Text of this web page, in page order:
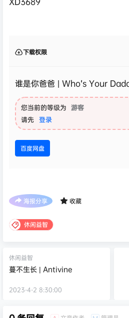
下载权限
谁是你爸爸 | Who’s Your
您当前的等级为 游客
请先 登录
百度网盘
海报分享 收藏
休闲益智
休闲益智
蔓不生长 | Antivine
2023-4-2 8:30:00